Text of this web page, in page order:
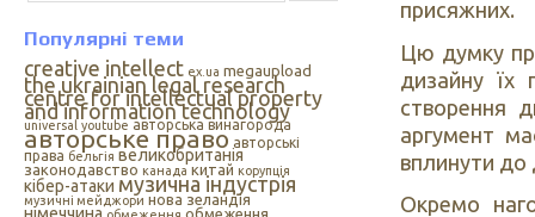
Популярні теми
creative intellect ex.ua megaupload
the ukrainian legal research
centre for intellectual property
and information technology
universal youtube авторська винагорода
авторське право авторські
права бельгія великобританія
законодавство канада китай корупція
кібер-атаки музична індустрія
музичні мейджори нова зеландія
обмеження
присяжних.
Цю думку
дизайну
створення
аргумент
вплинути до
Окремо